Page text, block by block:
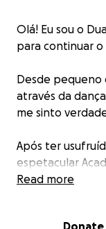
Olá! Eu sou o
para continuar o
Desde pequeno
através da
me sinto
Após ter
espetacular
recebi uma
Read more
Donate